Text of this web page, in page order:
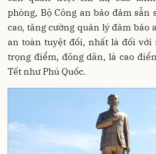
phòng, Bộ Công an bảo đảm sẵn
cao, tăng cường quản lý đảm bảo
an toàn tuyệt đối, nhất là đối với
trọng điểm, đông dân, là cao
Tết như Phú Quốc.